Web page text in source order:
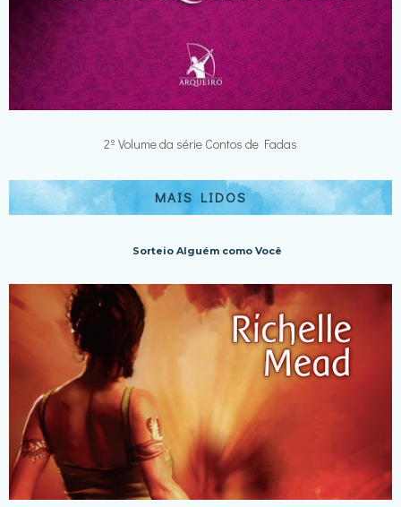
2º Volume da série Contos de Fadas
MAIS LIDOS
Sorteio Alguém como Você